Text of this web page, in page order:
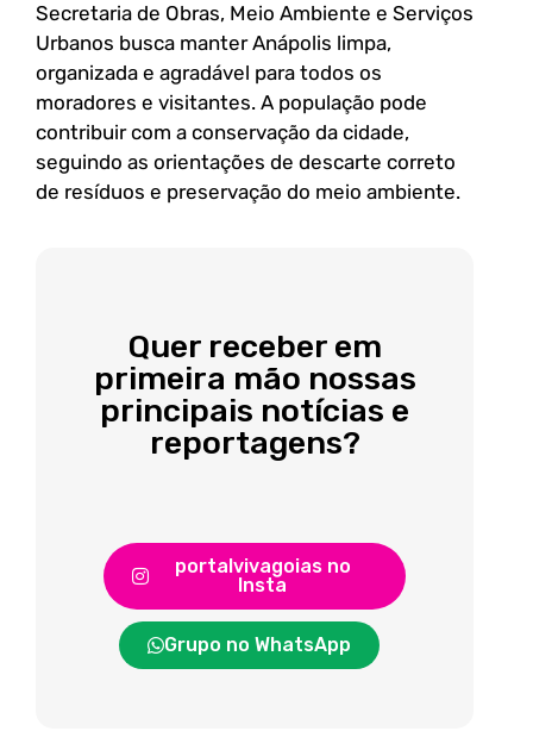
Secretaria de Obras, Meio Ambiente e Serviços
Urbanos busca manter Anápolis limpa,
organizada e agradável para todos os
moradores e visitantes. A população pode
contribuir com a conservação da cidade,
seguindo as orientações de descarte correto
de resíduos e preservação do meio ambiente.
Quer receber em
primeira mão nossas
principais notícias e
reportagens?
portalvivagoias no
Insta
Grupo no WhatsApp